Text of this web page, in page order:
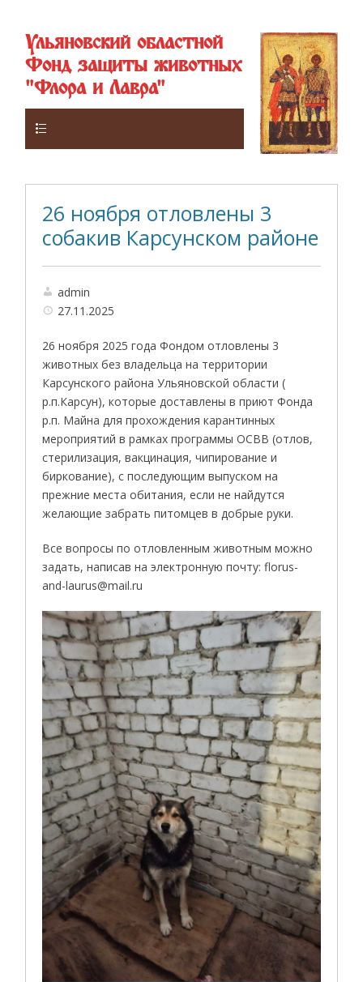
Ульяновский областной
Фонд защиты животных
"Флора и Лавра"
26 ноября отловлены 3
собакив Карсунском районе
admin
27.11.2025
26 ноября 2025 года Фондом отловлены 3
животных без владельца на территории
Карсунского района Ульяновской области (
р.п.Карсун), которые доставлены в приют Фонда
р.п. Майна для прохождения карантинных
мероприятий в рамках программы ОСВВ (отлов,
стерилизация, вакцинация, чипирование и
биркование), с последующим выпуском на
прежние места обитания, если не найдутся
желающие забрать питомцев в добрые руки.
Все вопросы по отловленным животным можно
задать, написав на электронную почту: florus-
and-laurus@mail.ru